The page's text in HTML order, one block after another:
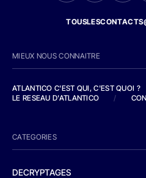
MIEUX NOUS CONNAITRE
ATLANTICO C'EST QUI, C'EST QUOI ?
LE RESEAU D'ATLANTICO
/
CATEGORIES
DECRYPTAGES